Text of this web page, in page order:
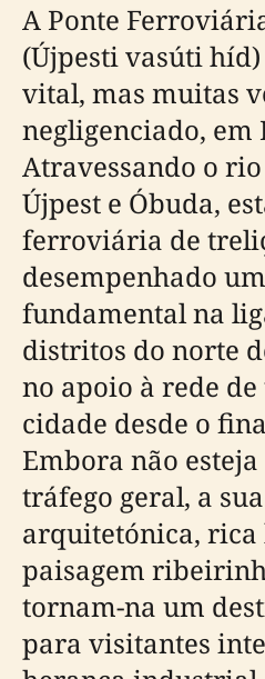
A Ponte
(Újpesti vasúti
vital, mas muitas
negligenciado, em
Atravessando o
Újpest e Óbuda,
ferroviária de
desempenhado
fundamental na
distritos do norte
no apoio à rede
cidade desde o
Embora não
tráfego geral, a
arquitetónica, rica
paisagem
tornam-na um
para visitantes